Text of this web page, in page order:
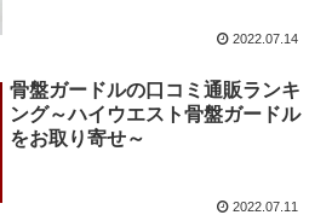
2022.07.14
骨盤ガードルの口コミ通販ランキ
ング～ハイウエスト骨盤ガードル
をお取り寄せ～
2022.07.11